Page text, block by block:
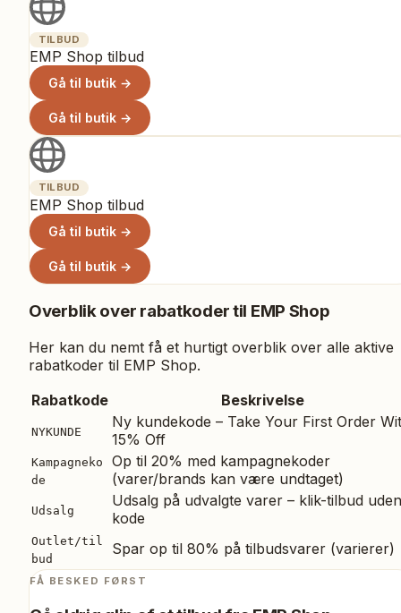
TILBUD
EMP Shop tilbud
Gå til butik →
Gå til butik →
TILBUD
EMP Shop tilbud
Gå til butik →
Gå til butik →
Overblik over rabatkoder til EMP Shop
Her kan du nemt få et hurtigt overblik over alle aktive
rabatkoder til EMP Shop.
Rabatkode
Beskrivelse
NYKUNDE
Ny kundekode – Take Your First Order
15% Off
Kampagneko
de
Op til 20% med kampagnekoder
(varer/brands kan være undtaget)
Udsalg
Udsalg på udvalgte varer – klik-tilbud uden
kode
Outlet/til
bud
Spar op til 80% på tilbudsvarer (varierer)
FÅ BESKED FØRST